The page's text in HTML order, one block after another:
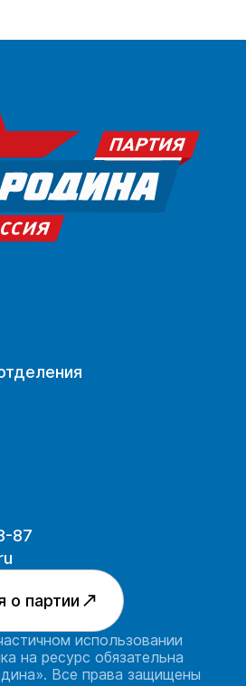
87
о партии
использовании
на ресурс обязательна
Все права защищены